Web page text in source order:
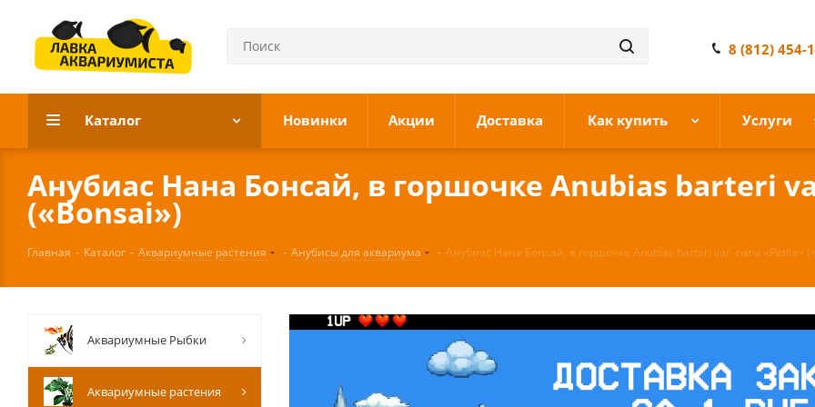
8 (812) 454-
Каталог Новинки Акции Доставка Как купить Услуги
Анубиас Нана Бонсай, в горшочке Anubias barteri
(«Bonsai»)
Главная - Каталог - Аквариумные растения - Анубисы для аквариума - Анубиас Нана Бонсай, в горшочке Anubias barteri var. nana «Petite»
Аквариумные Рыбки
Аквариумные растения